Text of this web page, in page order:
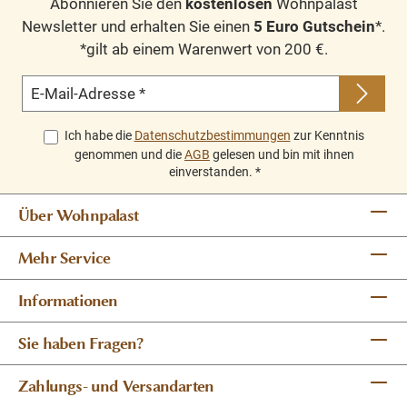
Abonnieren Sie den kostenlosen Wohnpalast
Newsletter und erhalten Sie einen 5 Euro Gutschein*.
*gilt ab einem Warenwert von 200 €.
E-Mail-Adresse *
Ich habe die Datenschutzbestimmungen zur Kenntnis
genommen und dieAGB gelesen und bin mit ihnen
einverstanden. *
Über Wohnpalast
Mehr Service
Informationen
Sie haben Fragen?
Zahlungs- und Versandarten